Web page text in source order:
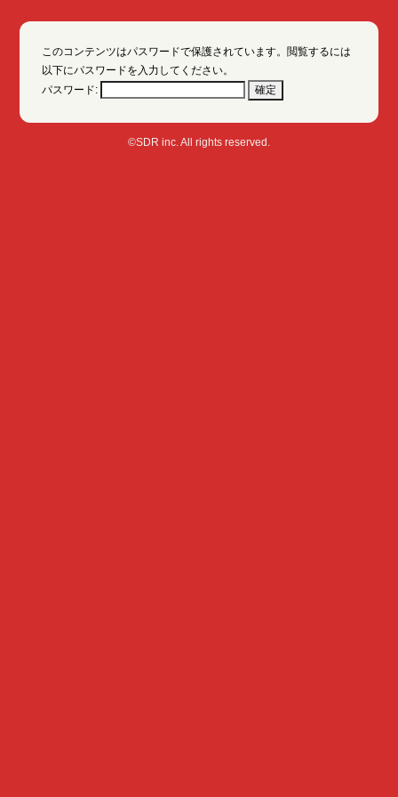
このコンテンツはパスワードで保護されています。閲覧するには
以下にパスワードを入力してください。
パスワード:
©SDR inc. All rights reserved.